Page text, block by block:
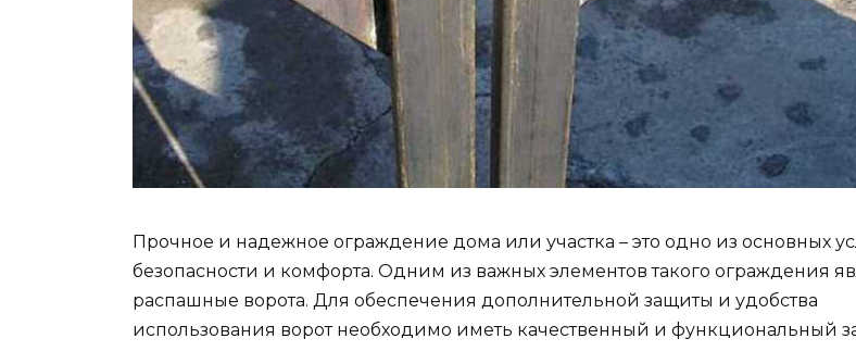
Прочное и надежное ограждение дома или участка – это одно из основных
безопасности и комфорта. Одним из важных элементов такого ограждения
распашные ворота. Для обеспечения дополнительной защиты и удобства
использования ворот необходимо иметь качественный и функциональный